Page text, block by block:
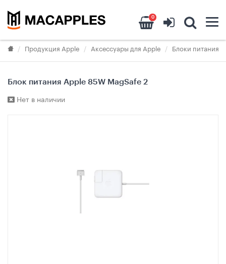
0
Продукция Apple Аксессуары для Apple Блоки питания
Блок питания Apple 85W MagSafe 2
Нет в наличии